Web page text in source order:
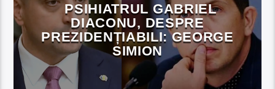
PSIHIATRUL GABRIEL
DIACONU, DESPRE
PREZIDENȚIABILI: GEORGE
SIMION